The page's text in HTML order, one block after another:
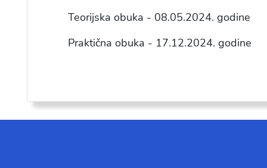
Teorijska obuka - 08.05.2024. godine
Praktična obuka - 17.12.2024. godine